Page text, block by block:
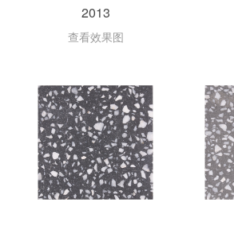
2013
查看效果图